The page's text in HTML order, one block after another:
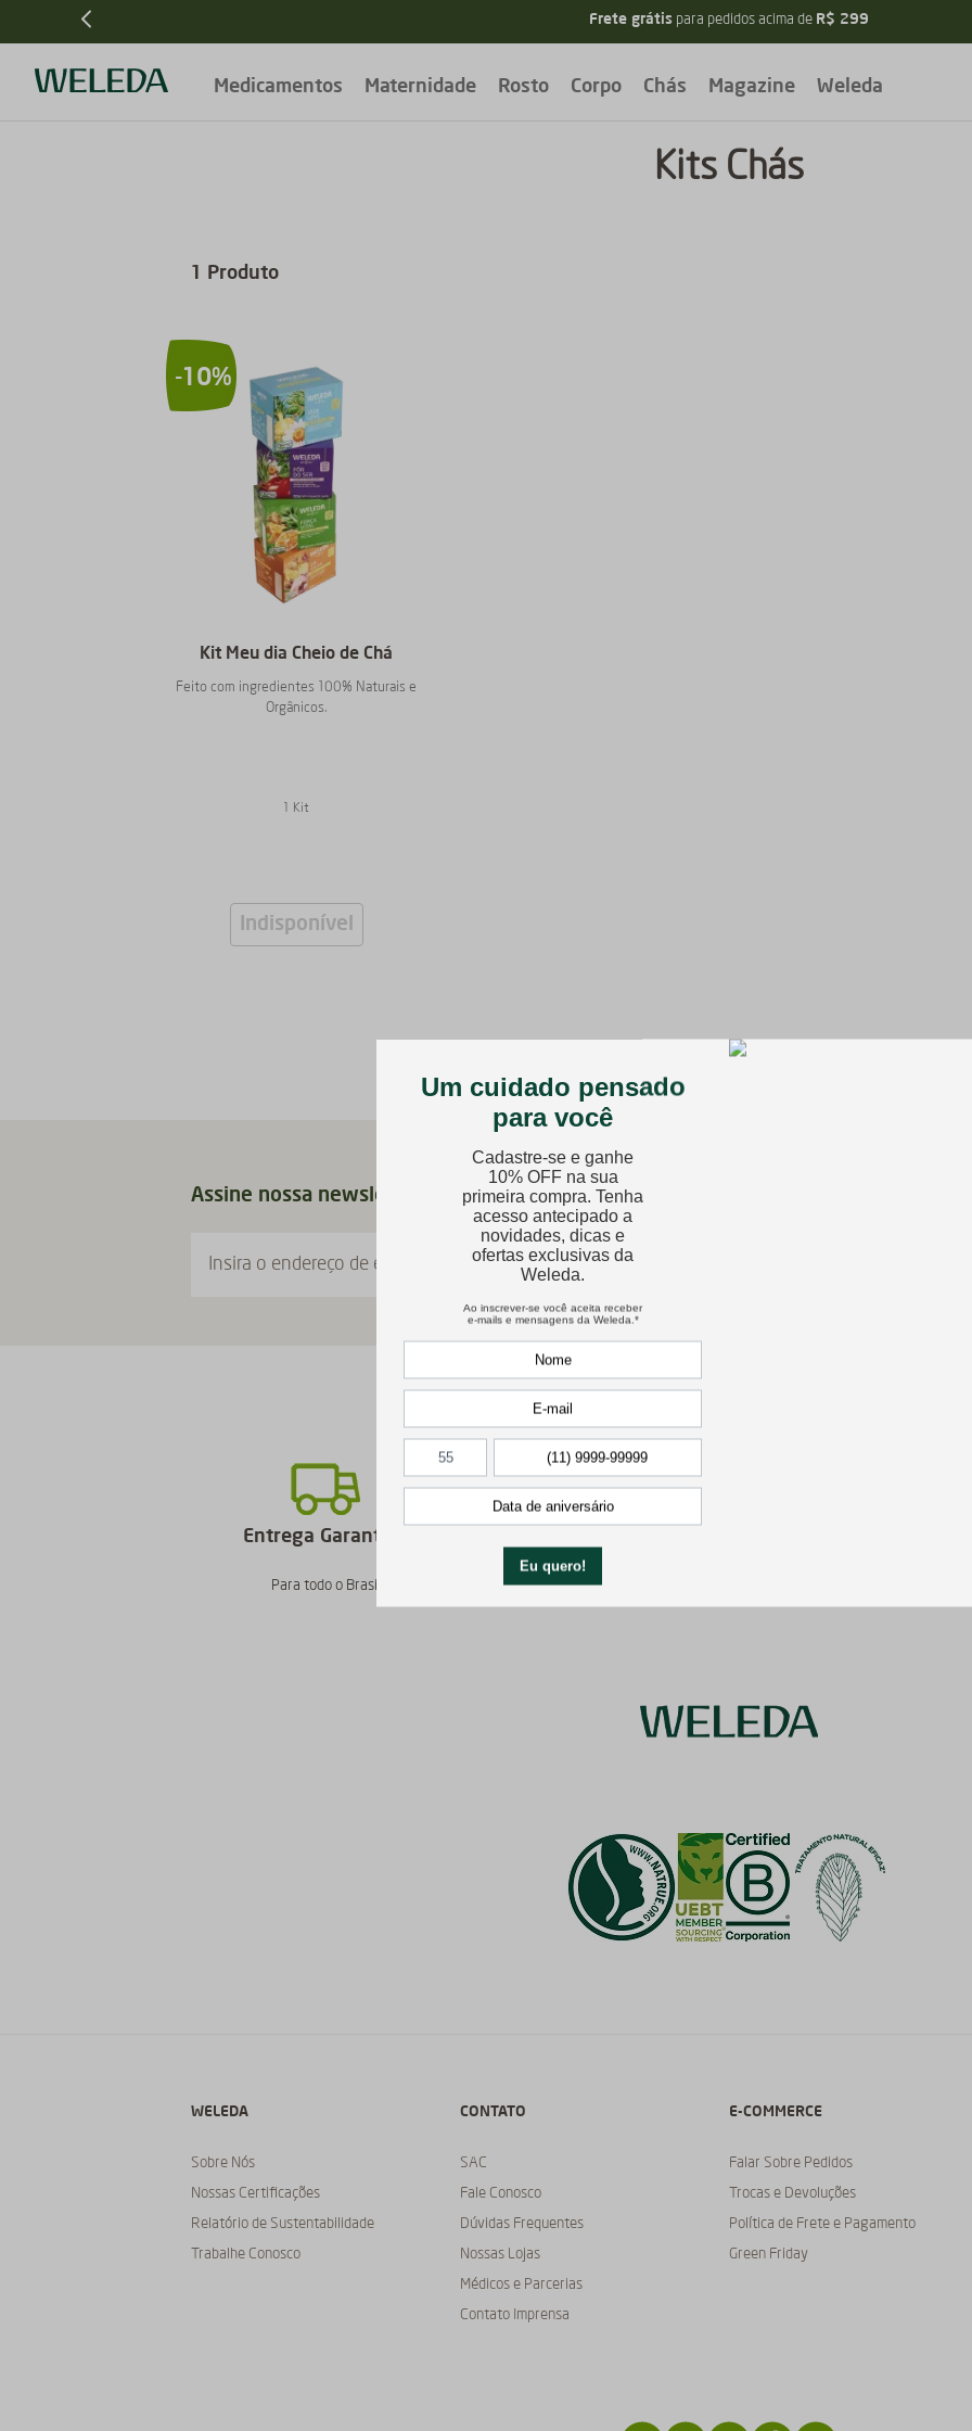
Frete grátispara pedidos acima deR$ 299
Medicamentos Maternidade Rosto Corpo Chás Magazine Weleda
Kits Chás
1 Produto
-10%
Kit Meu dia Cheio de Chá
Feito com ingredientes 100% Naturais e
Orgânicos.
1 Kit
Indisponível
Assine nossa newsletter agora e receba 10% de desconto no seu primeiro pedido!
Insira o endereço de e-mail
Entrega Garantida
Para todo o Brasil Acima de R$ 299
WELEDA
Sobre Nós
Nossas Certificações
Relatório de Sustentabilidade
Trabalhe Conosco
CONTATO
SAC
Fale Conosco
Dúvidas Frequentes
Nossas Lojas
Médicos e Parcerias
Contato Imprensa
E-COMMERCE
Falar Sobre Pedidos
Trocas e Devoluções
Política de Frete e Pagamento
Green Friday